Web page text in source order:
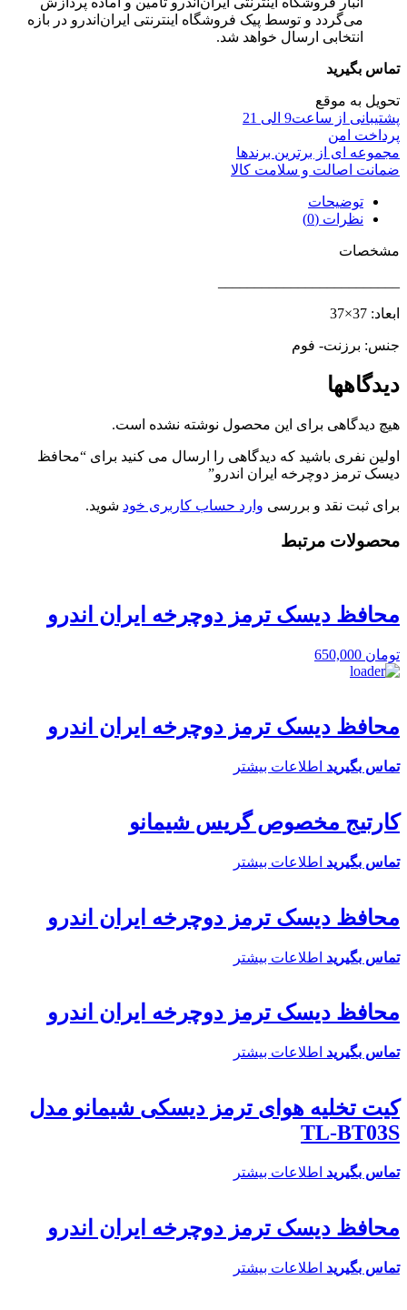
می‌گردد و توسط پیک فروشگاه اینترنتی ایران‌اندرو در بازه
انتخابی ارسال خواهد شد.
تماس بگیرید
تحویل به موقع
پشتیبانی از ساعت9 الی 21
پرداخت امن
مجموعه ای از برترین برندها
ضمانت اصالت و سلامت کالا
توضیحات
نظرات (0)
مشخصات
ابعاد: 37×37
جنس: برزنت- فوم
دیدگاهها
هیچ دیدگاهی برای این محصول نوشته نشده است.
اولین نفری باشید که دیدگاهی را ارسال می کنید برای “محافظ
دیسک ترمز دوچرخه ایران اندرو”
برای ثبت نقد و بررسی وارد حساب کاربری خود شوید.
محصولات مرتبط
محافظ دیسک ترمز دوچرخه ایران اندرو
تومان
محافظ دیسک ترمز دوچرخه ایران اندرو
تماس بگیرید اطلاعات بیشتر
کارتیج مخصوص گریس شیمانو
تماس بگیرید اطلاعات بیشتر
محافظ دیسک ترمز دوچرخه ایران اندرو
تماس بگیرید اطلاعات بیشتر
محافظ دیسک ترمز دوچرخه ایران اندرو
تماس بگیرید اطلاعات بیشتر
کیت تخلیه هوای ترمز دیسکی شیمانو مدل
TL-BT03S
تماس بگیرید اطلاعات بیشتر
محافظ دیسک ترمز دوچرخه ایران اندرو
تماس بگیرید اطلاعات بیشتر